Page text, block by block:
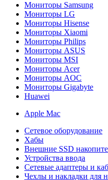
Мониторы Samsung
Мониторы LG
Мониторы Hisense
Мониторы Xiaomi
Мониторы Philips
Мониторы ASUS
Мониторы MSI
Мониторы Acer
Мониторы AOC
Мониторы Gigabyte
Huawei
Apple Mac
Сетевое оборудование
Хабы
Внешние SSD
Устройства ввода
Сетевые адаптеры и
Чехлы и накладки для